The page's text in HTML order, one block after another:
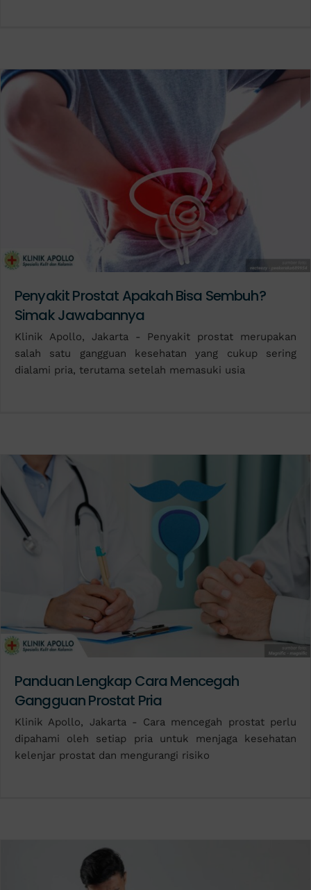
Penyakit Prostat Apakah Bisa Sembuh?
Simak Jawabannya
Klinik Apollo, Jakarta - Penyakit prostat merupakan
salah satu gangguan kesehatan yang cukup sering
dialami pria, terutama setelah memasuki usia
Panduan Lengkap Cara Mencegah
Gangguan Prostat Pria
Klinik Apollo, Jakarta - Cara mencegah prostat perlu
dipahami oleh setiap pria untuk menjaga kesehatan
kelenjar prostat dan mengurangi risiko